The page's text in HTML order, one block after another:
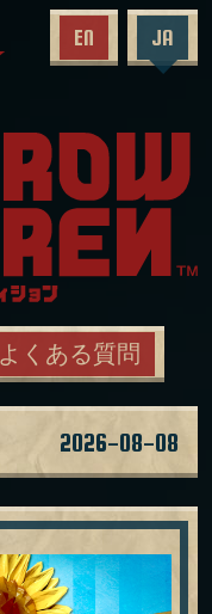
よくある質問
EN JA
2026-08-08